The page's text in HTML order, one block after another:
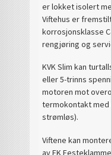
er lokket isolert
Viftehus er
korrosjonsklasse
rengjøring og
KVK Slim kan
eller 5-trinns
motoren mot
termokontakt
strømløs).
Viftene kan
av FK